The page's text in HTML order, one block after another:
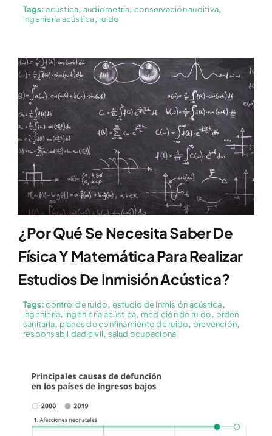
Tags:acústica, audiometría, conservación auditiva,
ingeniería acústica, ruido
¿Por Qué Se Necesita Saber De
Física Y Matemática Para Realizar
Estudios De Inmisión Acústica?
Tags:control de ruido, estudio de inmisión acústica,
ingeniería, ingeniería acústica, medición de ruido, orden
sanitaria, planes de confinamiento de ruido, prevención,
responsabilidad civil, salud ocupacional